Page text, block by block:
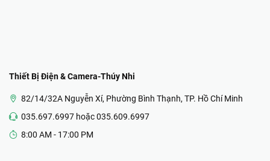
Thiết Bị Điện & Camera-Thúy Nhi
82/14/32A Nguyễn Xí, Phường Bình Thạnh, TP. Hồ Chí Minh
035.697.6997 hoặc 035.609.6997
8:00 AM - 17:00 PM